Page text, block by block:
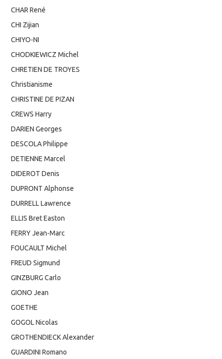
CHAR René
CHI Zijian
CHIYO-NI
CHODKIEWICZ Michel
CHRETIEN DE TROYES
Christianisme
CHRISTINE DE PIZAN
CREWS Harry
DARIEN Georges
DESCOLA Philippe
DETIENNE Marcel
DIDEROT Denis
DUPRONT Alphonse
DURRELL Lawrence
ELLIS Bret Easton
FERRY Jean-Marc
FOUCAULT Michel
FREUD Sigmund
GINZBURG Carlo
GIONO Jean
GOETHE
GOGOL Nicolas
GROTHENDIECK Alexander
GUARDINI Romano